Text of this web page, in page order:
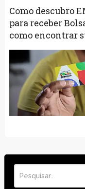
Como descubro
para receber
como encontrar